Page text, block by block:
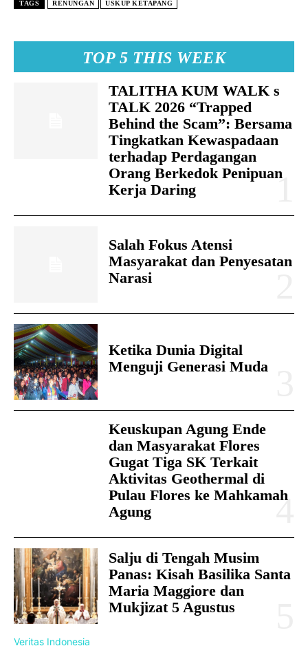
TOP 5 THIS WEEK
TALITHA KUM WALK s
TALK 2026 “Trapped
Behind the Scam”: Bersama
Tingkatkan Kewaspadaan
terhadap Perdagangan
Orang Berkedok Penipuan
Kerja Daring
Salah Fokus Atensi
Masyarakat dan Penyesatan
Narasi
Ketika Dunia Digital
Menguji Generasi Muda
Keuskupan Agung Ende
dan Masyarakat Flores
Gugat Tiga SK Terkait
Aktivitas Geothermal di
Pulau Flores ke Mahkamah
Agung
Salju di Tengah Musim
Panas: Kisah Basilika Santa
Maria Maggiore dan
Mukjizat 5 Agustus
Veritas Indonesia
TAGS RENUNGAN USKUP KETAPANG